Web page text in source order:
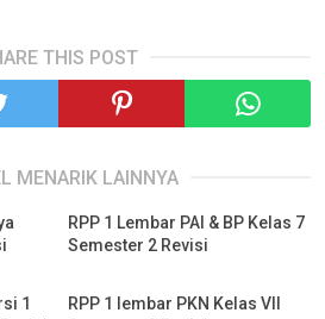
THIS POST
MENARIK LAINNYA
RPP 1 Lembar PAI & BP Kelas 7
Semester 2 Revisi
1
RPP 1 lembar PKN Kelas VII